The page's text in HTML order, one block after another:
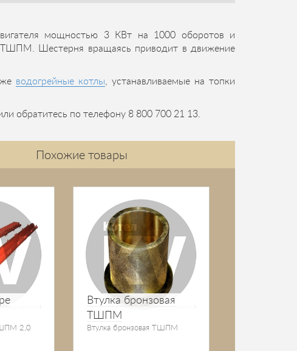
мощностью 3 КВт на 1000 оборотов и
ТШПМ. Шестерня вращаясь приводит в движение
водогрейные котлы , устанавливаемые на топки
обратитесь по телефону 8 800 700 21 13.
Похожие товары
2,0
Втулка бронзовая
ТШПМ
Втулка бронзовая ТШПМ